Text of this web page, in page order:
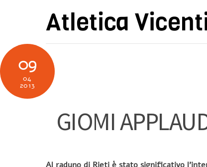
Atletica
09
04
2013
GIOMI